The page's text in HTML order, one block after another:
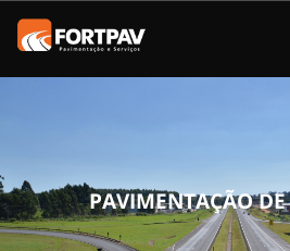
Vias Urbanas
Rodovias
PAVIMENTAÇÃODE